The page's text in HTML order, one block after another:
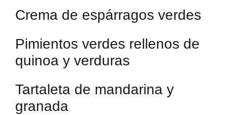
Crema de espárragos verdes
Pimientos verdes rellenos de
quinoa y verduras
Tartaleta de mandarina y
granada